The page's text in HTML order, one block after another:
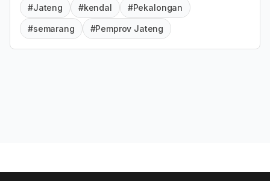
#Jateng #kendal #Pekalongan
#semarang #Pemprov Jateng